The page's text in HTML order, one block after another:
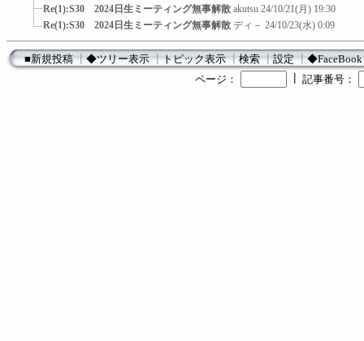
Re(1):S30 2024日生ミーティング無事解散 akutsu 24/10/21(月) 19:30
Re(1):S30 2024日生ミーティング無事解散 ディ－ 24/10/23(水) 0:09
■新規投稿┃◆ツリー表示┃トピック表示┃検索┃設定┃◆FaceBook
ページ：
記事番号：